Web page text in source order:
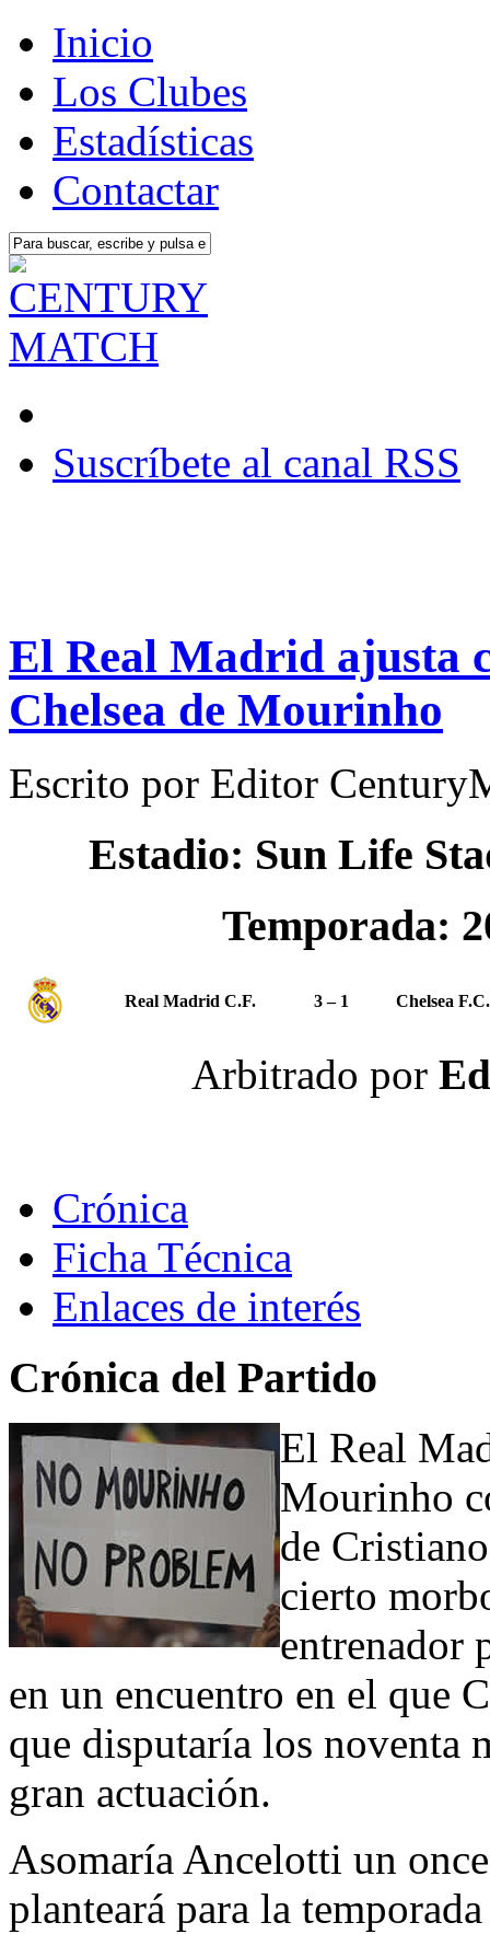
Inicio
Los Clubes
Estadísticas
Contactar
Suscríbete al canal RSS
El Real Madrid ajusta
Chelsea de Mourinho
Escrito por Editor
Estadio: Sun Life
Temporada:
Real Madrid C.F. 3 – 1 Chelsea F.C.
Arbitrado por
Crónica
Ficha Técnica
Enlaces de interés
Crónica del Partido
El Real
Mourinho
de
cierto
entrenador
en un encuentro en el que
que disputaría los noventa
gran actuación.
Asomaría Ancelotti un
planteará para la